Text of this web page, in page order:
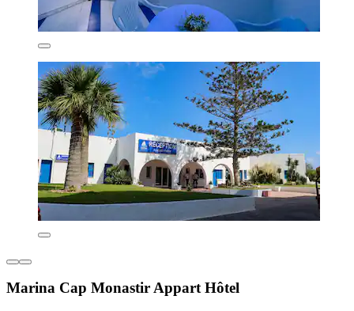
Marina Cap Monastir Appart Hôtel